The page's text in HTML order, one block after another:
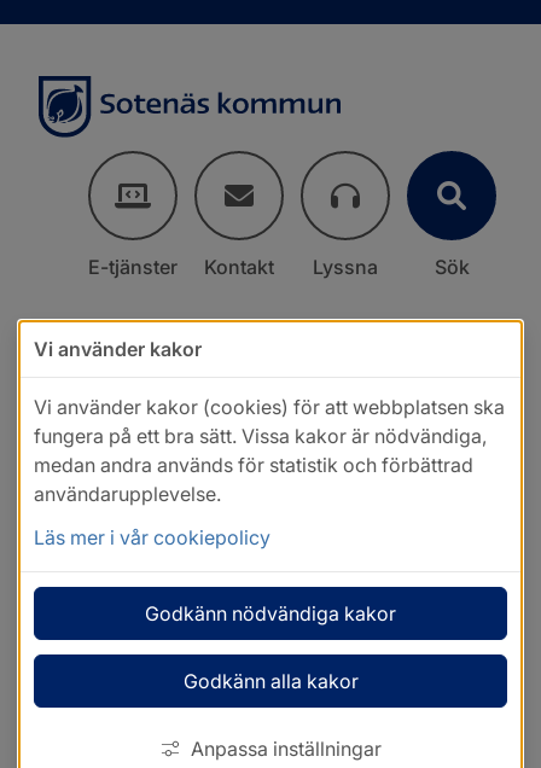
E-tjänster Kontakt Lyssna Sök
Vi använder kakor
Vi använder kakor (cookies) för att webbplatsen ska
fungera på ett bra sätt. Vissa kakor är nödvändiga,
medan andra används för statistik och förbättrad
användarupplevelse.
Läs mer i vår cookiepolicy
Godkänn nödvändiga kakor
Godkänn alla kakor
Anpassa inställningar